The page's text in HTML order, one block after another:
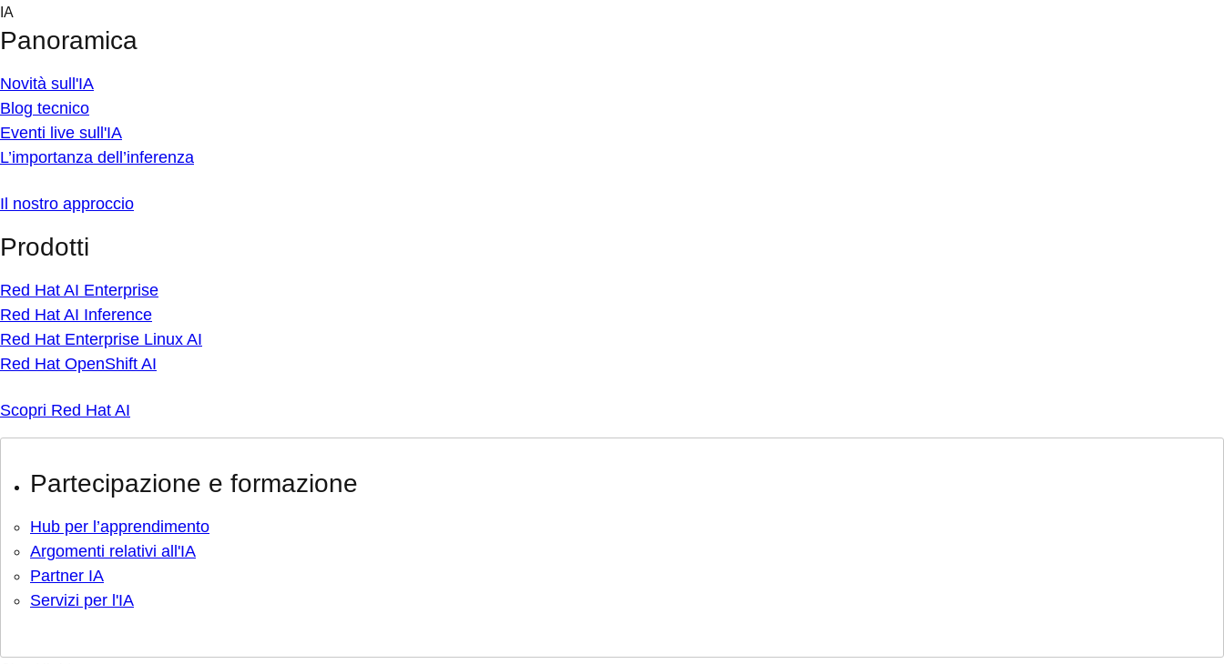
Skip
content
IA
Panoramica
Novità sull'IA
Blog tecnico
Eventi live sull'IA
L’importanza dell’inferenza
Il nostro approccio
Prodotti
Red Hat AI Enterprise
Red Hat AI Inference
Red Hat Enterprise Linux AI
Red Hat OpenShift AI
Scopri Red Hat AI
Partecipazione e formazione
Hub per l’apprendimento
Argomenti relativi all'IA
Partner IA
Servizi per l'IA